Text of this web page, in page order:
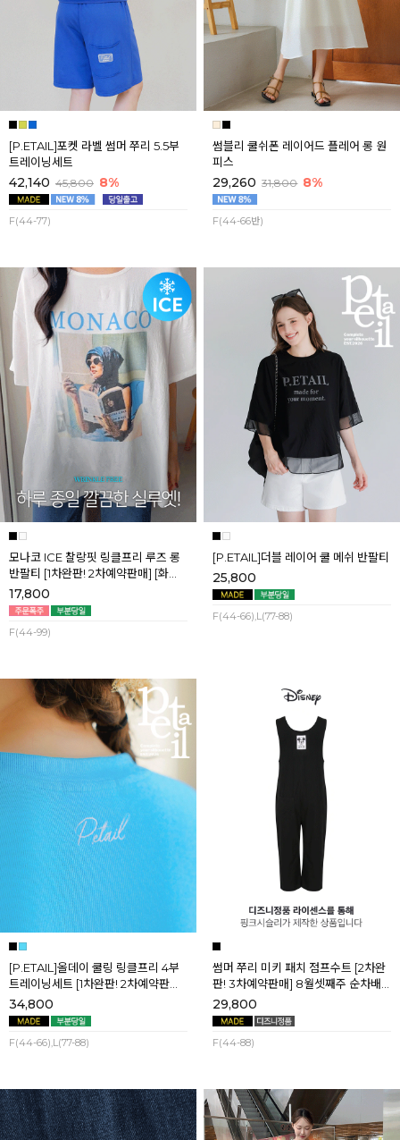
[P.ETAIL]포켓 라벨 썸머 쭈리 5.5부
트레이닝세트
42,140 45,800 8%
F(44-77)
썸블리 쿨쉬폰 레이어드 플레어 롱 원
피스
29,260 31,800 8%
F(44-66반)
모나코 ICE 찰랑핏 링클프리 루즈 롱
반팔티 [1차완판! 2차예약판매] [화이
트] 8월첫째주 순차배송
17,800
F(44-99)
[P.ETAIL]더블 레이어 쿨 메쉬 반팔티
25,800
F(44-66),L(77-88)
[P.ETAIL]올데이 쿨링 링클프리 4부
트레이닝세트 [1차완판! 2차예약판매]
[블랙L] 8월셋째주 순차배송
34,800
F(44-66),L(77-88)
썸머 쭈리 미키 패치 점프수트 [2차완
판! 3차예약판매] 8월셋째주 순차배
송
29,800
F(44-88)